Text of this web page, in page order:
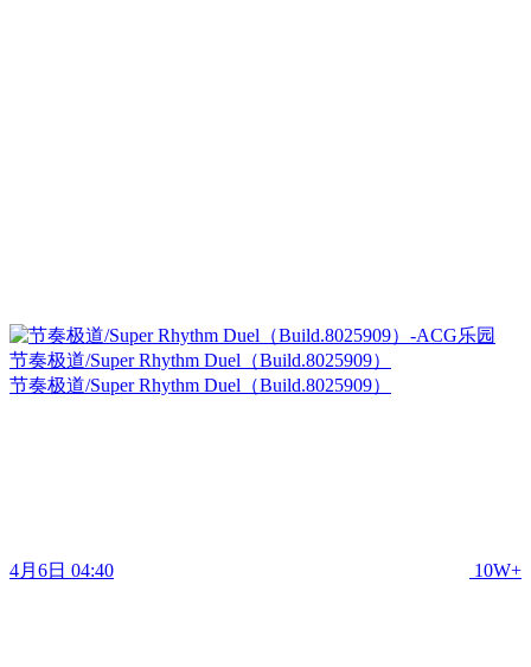
节奏极道/Super Rhythm Duel（Build.8025909）
节奏极道/Super Rhythm Duel（Build.8025909）
4月6日 04:40 10W+